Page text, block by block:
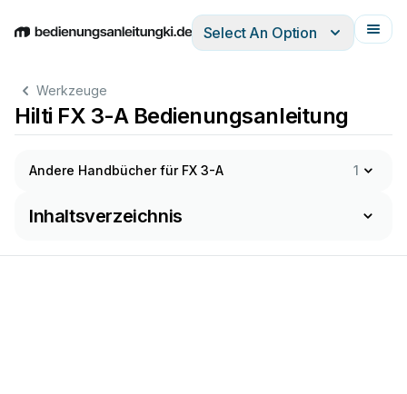
EnglishDeutschEspañolItalianoFrançais
Select An Option
Werkzeuge
Hilti FX 3-A Bedienungsanleitung
Andere Handbücher für FX 3-A 1
Inhaltsverzeichnis